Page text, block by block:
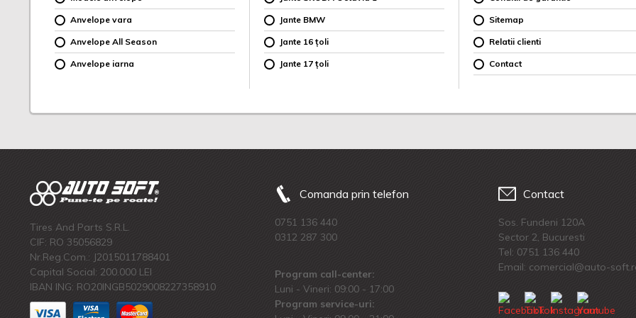
Anvelope vara
Anvelope All Season
Anvelope iarna
Jante BMW
Jante 16 țoli
Jante 17 țoli
Sitemap
Relatii clienti
Contact
Tires And Parts S.R.L.
CIF: RO 35056829
Nr.Reg.Com.: J2015011788401
Capital Social: 200.000 LEI
IBAN ING: RO20INGB5029008227358910
Comanda prin telefon
0751 136 440
0312 287 300
Program call-center:
Luni - Vineri: 09:00 - 17:00
Program service-uri:
Contact
Sos. Fundeni 120A
Sector 2, Bucuresti
Tel: 0751 136 440
Email: comercial@auto-